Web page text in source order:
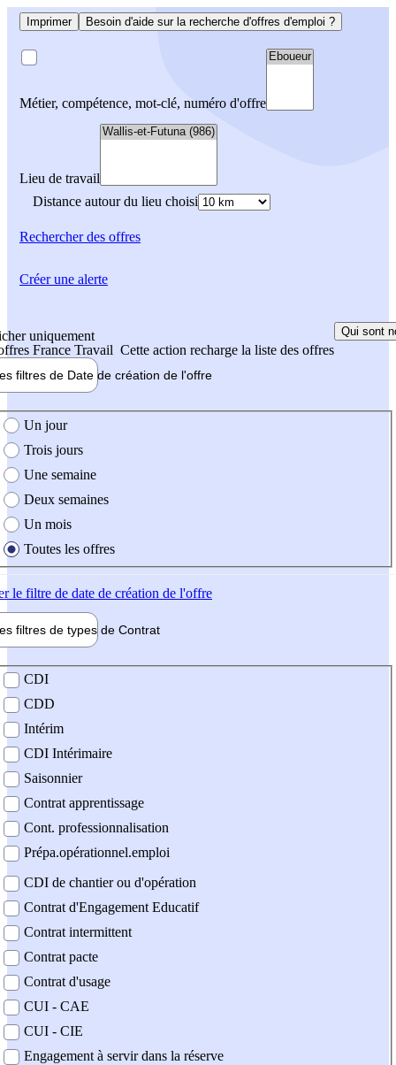
Imprimer Besoin d'aide sur la recherche d'offres d'emploi ?
Métier, compétence, mot-clé, numéro d'offre
Lieu de travail
Distance autour du lieu choisi
Rechercherdes offres
uniquement
France Travail Cette action recharge la liste des offres
Qui sont
filtres de Date de création de l'offre
création de l'offre
Un jour
Trois jours
Une semaine
Deux semaines
Un mois
Toutes les offres
le filtre de date de création de l'offre
filtres de types de Contrat
contrat
CDI
CDD
Intérim
CDI Intérimaire
Saisonnier
Contrat apprentissage
Cont. professionnalisation
Prépa.opérationnel.emploi
CDI de chantier ou d'opération
Contrat d'Engagement Educatif
Contrat intermittent
Contrat pacte
Contrat d'usage
CUI - CAE
CUI - CIE
Engagement à servir dans la réserve
Créer une alerte